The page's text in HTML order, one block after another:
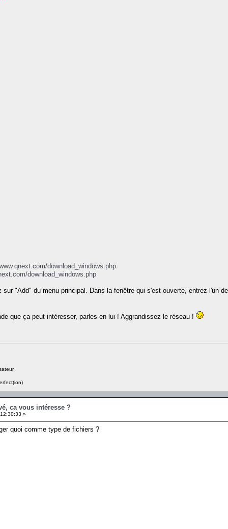
download_windows.php
download_windows.php
"Add" du menu principal. Dans la fenêtre qui s'est ouverte, entrez l'un
que ça peut intéresser, parles-en lui ! Aggrandissez le réseau !
ca vous intéresse ?
»
quoi comme type de fichiers ?